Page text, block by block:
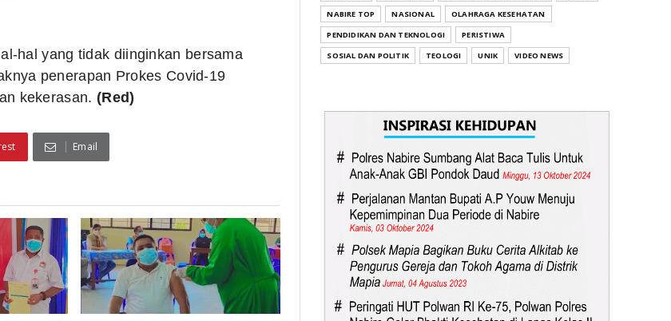
hal yang tidak diinginkan bersama
penerapan Prokes Covid-19
kekerasan. (Red)
Email
NABIRE TOP
NASIONAL
OLAHRAGA KESEHATAN
PENDIDIKAN DAN TEKNOLOGI
PERISTIWA
SOSIAL DAN POLITIK
TEOLOGI UNIK VIDEO NEWS